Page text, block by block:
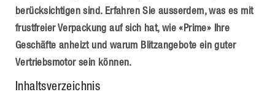
berücksichtigen sind. Erfahren Sie ausserdem, was es mit
frustfreier Verpackung auf sich hat, wie «Prime» Ihre
Geschäfte anheizt und warum Blitzangebote ein guter
Vertriebsmotor sein können.
Inhaltsverzeichnis